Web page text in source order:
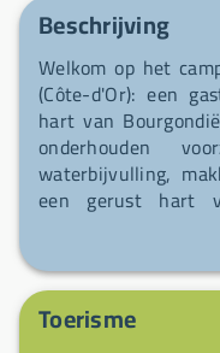
Beschrijving
Welkom op het
(Côte-d'Or): een
hart van
onderhouden
waterbijvulling,
een gerust hart
rustpauze voordat
Toerisme